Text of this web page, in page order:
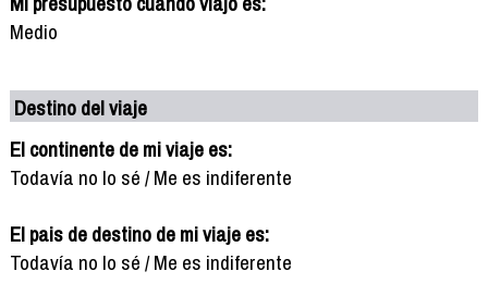
Medio
Destino del viaje
El continente de mi viaje es:
Todavía no lo sé / Me es indiferente
El pais de destino de mi viaje es:
Todavía no lo sé / Me es indiferente